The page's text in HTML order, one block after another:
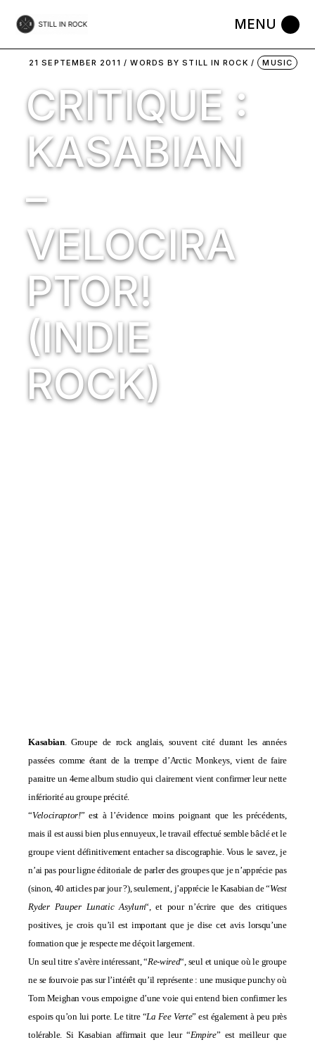
the
21 SEPTEMBER 2011 WORDS BYSTILL IN ROCK MUSIC
CRITIQUE :
KASABIAN
–
VELOCIRA
PTOR!
(INDIE
ROCK)
Kasabian. Groupe de rock anglais, souvent cité durant les années
passées comme étant de la trempe d’Arctic Monkeys, vient de faire
paraitre un 4eme album studio qui clairement vient confirmer leur nette
infériorité au groupe précité.
“Velociraptor!” est à l’évidence moins poignant que les précédents,
mais il est aussi bien plus ennuyeux, le travail effectué semble bâclé et le
groupe vient définitivement entacher sa discographie. Vous le savez, je
n’ai pas pour ligne éditoriale de parler des groupes que je n’apprécie pas
(sinon, 40 articles par jour ?), seulement, j’apprécie le Kasabian de “West
Ryder Pauper Lunatic Asylum“, et pour n’écrire que des critiques
positives, je crois qu’il est important que je dise cet avis lorsqu’une
formation que je respecte me déçoit largement.
Un seul titre s’avère intéressant, “Re-wired“, seul et unique où le groupe
ne se fourvoie pas sur l’intérêt qu’il représente : une musique punchy où
Tom Meighan vous empoigne d’une voie qui entend bien confirmer les
espoirs qu’on lui porte. Le titre “La Fee Verte” est également à peu près
tolérable. Si Kasabian affirmait que leur “Empire” est meilleur que